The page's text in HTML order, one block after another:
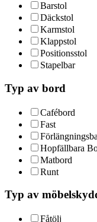
Barstol
Däckstol
Karmstol
Klappstol
Positionsstol
Stapelbar
Typ av bord
Cafébord
Fast
Hopfällbara
Matbord
Runt
Typ av
Fåtölj